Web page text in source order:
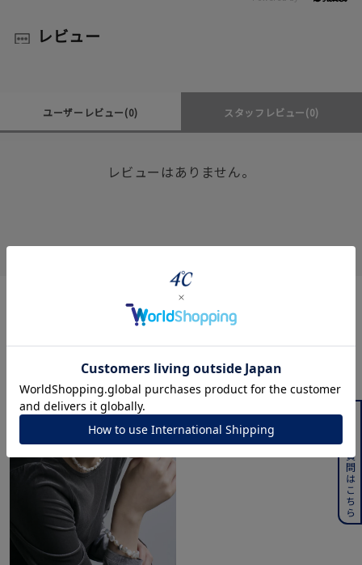
レビュー
ユーザーレビュー(0) スタッフレビュー(0)
レビューはありません。
よくある質問はこちら